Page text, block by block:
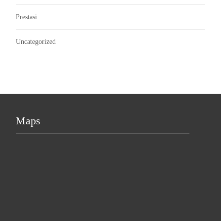
Prestasi
Uncategorized
Maps